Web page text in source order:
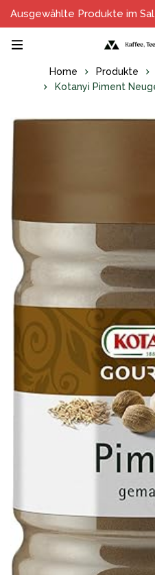
Ausgewählte Produkte im
Home Produkte
Kotanyi Piment